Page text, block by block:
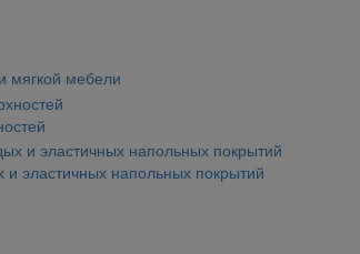
мягкой мебели
эластичных напольных покрытий